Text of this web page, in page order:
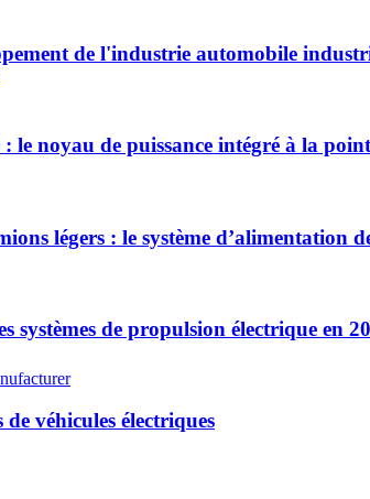
de l'industrie automobile
le noyau de puissance intégré à la
légers : le système d’alimentation
systèmes de propulsion électrique en
véhicules électriques